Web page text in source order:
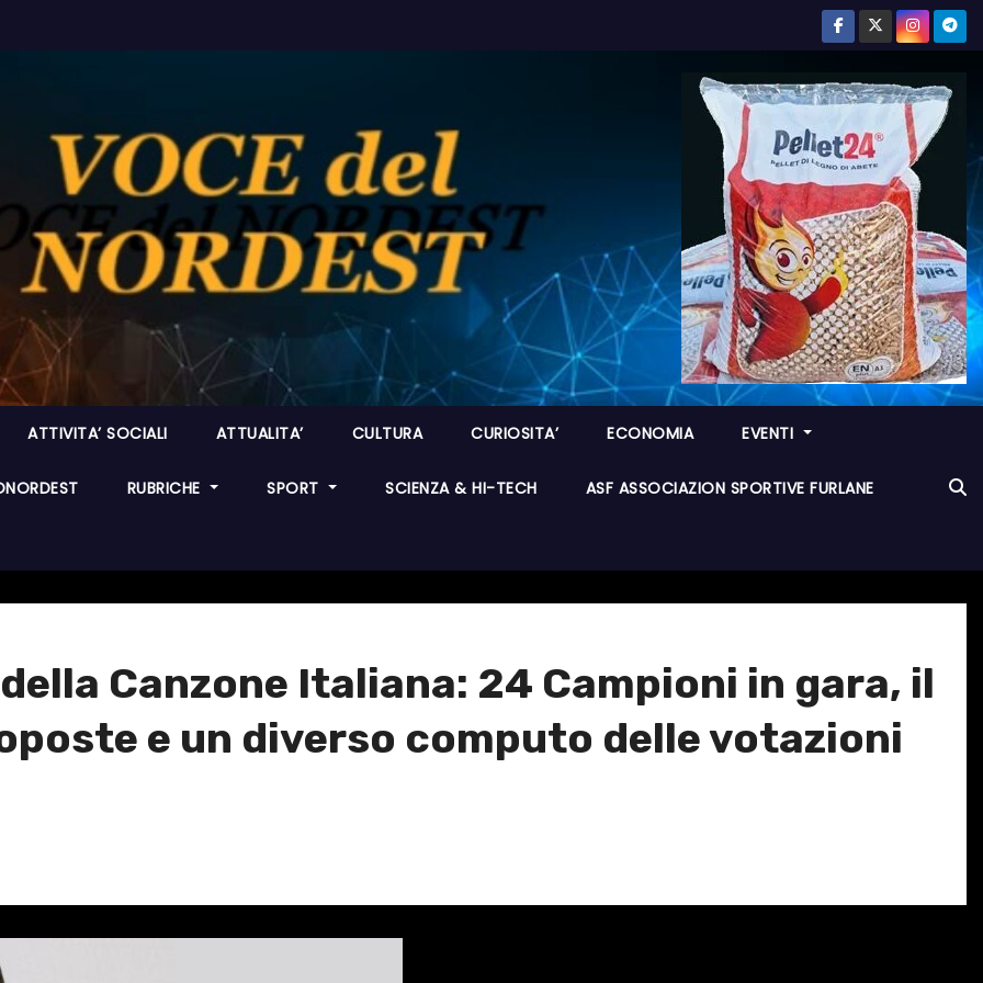
ATTIVITA’ SOCIALI ATTUALITA’ CULTURA CURIOSITA’ ECONOMIA EVENTI
RUBRICHE SPORT SCIENZA & HI-TECH ASF ASSOCIAZION SPORTIVE FURLANE
Canzone Italiana: 24 Campioni in gara, il
e un diverso computo delle votazioni